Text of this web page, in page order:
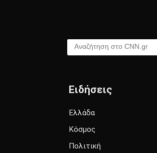
Αναζήτηση στο CNN.gr
Ειδήσεις
Ελλάδα
Κόσμος
Πολιτική